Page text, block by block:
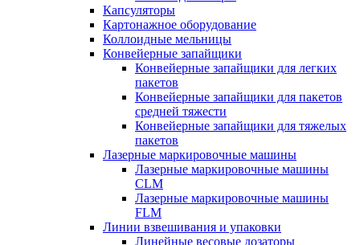
Капсуляторы
Картонажное оборудование
Коллоидные мельницы
Конвейерные запайщики
Конвейерные запайщики для легких
пакетов
Конвейерные запайщики для пакетов
средней тяжести
Конвейерные запайщики для тяжелых
пакетов
Лазерные маркировочные машины
Лазерные маркировочные машины
CLM
Лазерные маркировочные машины
FLM
Линии взвешивания и упаковки
Линейные весовые дозаторы